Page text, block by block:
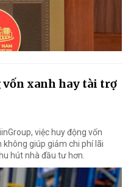
vốn xanh hay tài trợ
việc huy động vốn
giúp giảm chi phí lãi
hút nhà đầu tư hơn.